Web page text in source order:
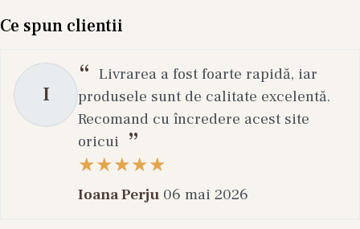
Ce spun clientii
I
Livrarea a fost foarte rapidă, iar
produsele sunt de calitate excelentă.
Recomand cu încredere acest site
oricui
Ioana Perju 06 mai 2026